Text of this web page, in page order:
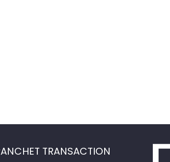
TRANSACTION